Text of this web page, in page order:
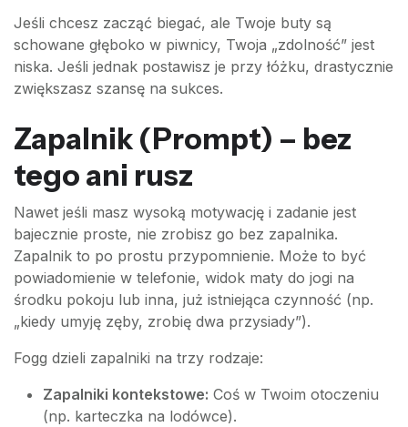
Jeśli chcesz zacząć biegać, ale Twoje buty są
schowane głęboko w piwnicy, Twoja „zdolność” jest
niska. Jeśli jednak postawisz je przy łóżku, drastycznie
zwiększasz szansę na sukces.
Zapalnik (Prompt) – bez
tego ani rusz
Nawet jeśli masz wysoką motywację i zadanie jest
bajecznie proste, nie zrobisz go bez zapalnika.
Zapalnik to po prostu przypomnienie. Może to być
powiadomienie w telefonie, widok maty do jogi na
środku pokoju lub inna, już istniejąca czynność (np.
„kiedy umyję zęby, zrobię dwa przysiady”).
Fogg dzieli zapalniki na trzy rodzaje:
Zapalniki kontekstowe: Coś w Twoim otoczeniu
(np. karteczka na lodówce).